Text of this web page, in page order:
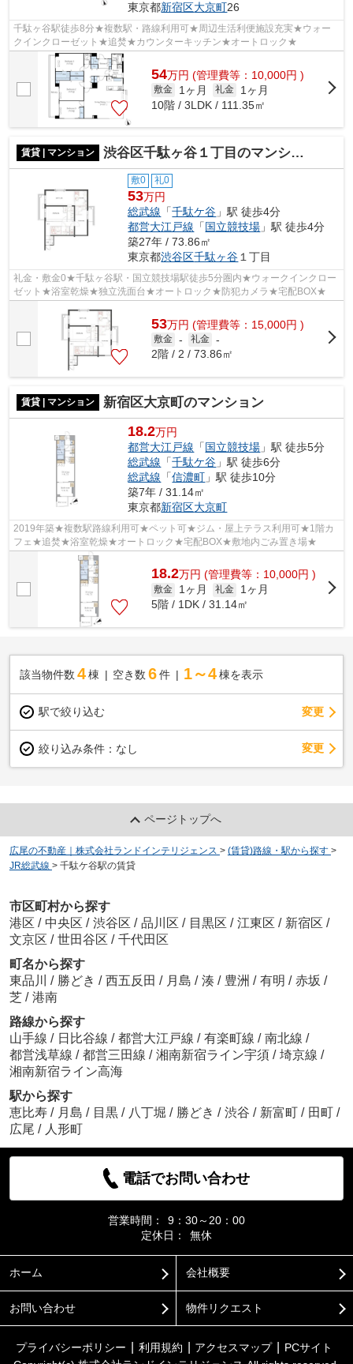
東京都新宿区大京町26
千駄ヶ谷駅徒歩8分★複数駅・路線利用可★周辺生活利便施設充実★ウォー
クインクローゼット★追焚★カウンターキッチン★オートロック★
54万円 (管理費等：10,000円 )
敷金 1ヶ月 礼金
1ヶ月
10階 / 3LDK / 111.35㎡
賃貸 | マンション 渋谷区千駄ヶ谷１丁目のマンション
敷0 礼0
53万円
総武線 「千駄ケ谷 」駅 徒歩4分
都営大江戸線 「国立競技場 」駅 徒歩4分
築27年 / 73.86㎡
東京都渋谷区千駄ヶ谷 １丁目
礼金・敷金0★千駄ヶ谷駅・国立競技場駅徒歩5分圏内★ウォークインクロー
ゼット★浴室乾燥★独立洗面台★オートロック★防犯カメラ★宅配BOX★
53万円 (管理費等：15,000円 )
敷金 - 礼金 -
2階 / 2 / 73.86㎡
賃貸 | マンション 新宿区大京町のマンション
18.2万円
都営大江戸線 「国立競技場 」駅 徒歩5分
総武線 「千駄ケ谷 」駅 徒歩6分
総武線 「信濃町 」駅 徒歩10分
築7年 / 31.14㎡
東京都新宿区大京町
2019年築★複数駅路線利用可★ペット可★ジム・屋上テラス利用可★1階カ
フェ★追焚★浴室乾燥★オートロック★宅配BOX★敷地内ごみ置き場★
18.2万円 (管理費等：10,000円 )
敷金 1ヶ月 礼金
1ヶ月
5階 / 1DK / 31.14㎡
該当物件数 4棟 空き数 6 件 1～4 棟を表示
駅で絞り込む 変更
絞り込み条件： なし 変更
ページトップへ
広尾の不動産｜株式会社ランドインテリジェンス > (賃貸)路線・駅から探す >
JR総武線 > 千駄ケ谷駅の賃貸
市区町村から探す
港区 / 中央区 / 渋谷区 / 品川区 / 目黒区 / 江東区 / 新宿区 /
文京区 / 世田谷区 / 千代田区
町名から探す
東品川 / 勝どき / 西五反田 / 月島 / 湊 / 豊洲 / 有明 / 赤坂 /
芝 / 港南
路線から探す
山手線 / 日比谷線 / 都営大江戸線 / 有楽町線 / 南北線 /
都営浅草線 / 都営三田線 / 湘南新宿ライン宇須 / 埼京線 /
湘南新宿ライン高海
駅から探す
恵比寿 / 月島 / 目黒 / 八丁堀 / 勝どき / 渋谷 / 新富町 / 田町 /
広尾 / 人形町
電話でお問い合わせ
営業時間：
9：30～20：00
定休日：
無休
ホーム 会社概要
お問い合わせ 物件リクエスト
プライバシーポリシー 利用規約 アクセスマップ
PCサイト